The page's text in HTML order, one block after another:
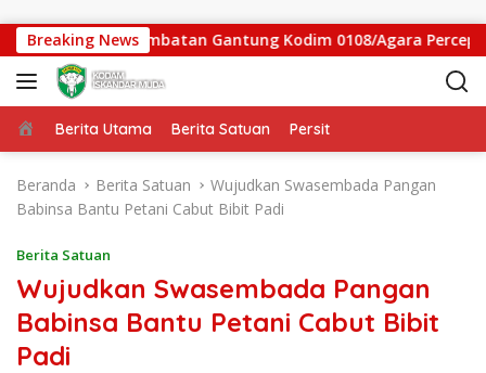
Breaking News
Satgas Jembatan Gantung Kodim 0108/Agara Percepat
Beranda
Berita Utama Berita Satuan Persit
Beranda Berita Satuan
Wujudkan Swasembada Pangan
Babinsa Bantu Petani Cabut Bibit Padi
Berita Satuan
Wujudkan Swasembada Pangan
Babinsa Bantu Petani Cabut Bibit
Padi